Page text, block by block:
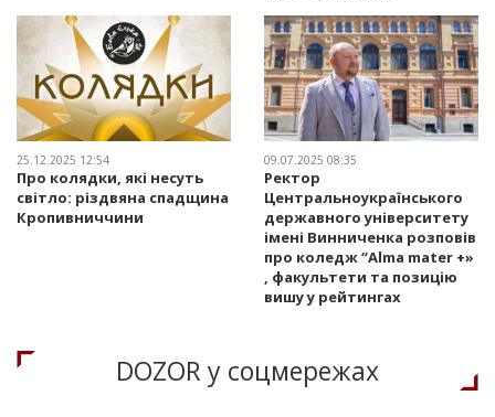
25.12.2025 12:54
Про колядки, які несуть
світло: різдвяна спадщина
Кропивниччини
09.07.2025 08:35
Ректор
Центральноукраїнського
державного університету
імені Винниченка розповів
про коледж “Alma mater +»
, факультети та позицію
вишу у рейтингах
DOZOR у соцмережах